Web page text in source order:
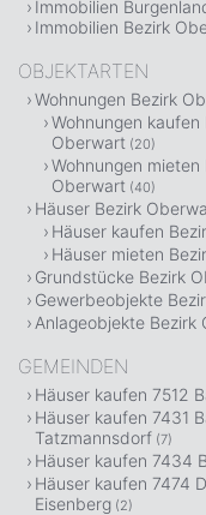
Immobilien
Immobilien Bezirk
OBJEKTARTEN
Wohnungen Bezirk
Wohnungen kaufen
Oberwart (20)
Wohnungen mieten
Oberwart (40)
Häuser Bezirk
Häuser kaufen
Häuser mieten
Grundstücke Bezirk
Gewerbeobjekte
Anlageobjekte Bezirk
GEMEINDEN
Häuser kaufen 7512
Häuser kaufen 7431
Tatzmannsdorf (7)
Häuser kaufen 7434
Häuser kaufen 7474
Eisenberg (2)